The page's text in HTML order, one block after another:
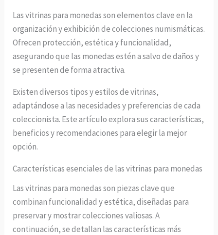
Las vitrinas para monedas son elementos clave en la
organización y exhibición de colecciones numismáticas.
Ofrecen protección, estética y funcionalidad,
asegurando que las monedas estén a salvo de daños y
se presenten de forma atractiva.
Existen diversos tipos y estilos de vitrinas,
adaptándose a las necesidades y preferencias de cada
coleccionista. Este artículo explora sus características,
beneficios y recomendaciones para elegir la mejor
opción.
Características esenciales de las vitrinas para monedas
Las vitrinas para monedas son piezas clave que
combinan funcionalidad y estética, diseñadas para
preservar y mostrar colecciones valiosas. A
continuación, se detallan las características más